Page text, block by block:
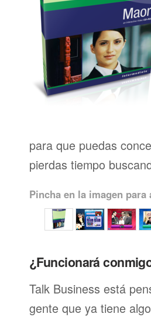
para que puedas
pierdas tiempo
Pincha en la imagen para
¿Funcionará
Talk Business está
gente que ya tiene